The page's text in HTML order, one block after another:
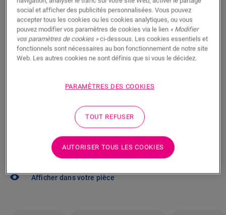
Vous brûlez d’impatience de voir ce sol en vrai ? Vous
vous posez des questions ? Aucun problème ! Il y a
toujours un revendeur à proximité.
Pas sûr que ce sol corresponde à votre
style et à vos besoins ?
Afficher dans votre pièce
social et afficher des publicités personnalisées. Vous pouvez
accepter tous les cookies ou les cookies analytiques, ou vous
pouvez modifier vos paramètres de cookies via le lien « Modifier
vos paramètres de cookies »ci-dessous. Les cookies essentiels et
fonctionnels sont nécessaires au bon fonctionnement de notre site
Web. Les autres cookies ne sont définis que si vous le décidez.
PARAMÈTRES DES COOKIES
TOUT REFUSER
AUTORISER TOUS LES COOKIES